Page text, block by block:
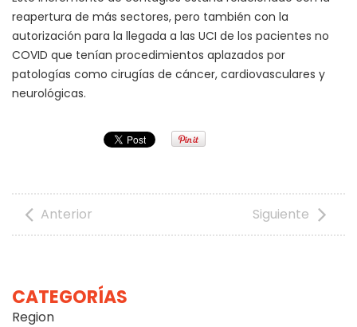
reapertura de más sectores, pero también con la
autorización para la llegada a las UCI de los pacientes no
COVID que tenían procedimientos aplazados por
patologías como cirugías de cáncer, cardiovasculares y
neurológicas.
Anterior Siguiente
CATEGORÍAS
Region